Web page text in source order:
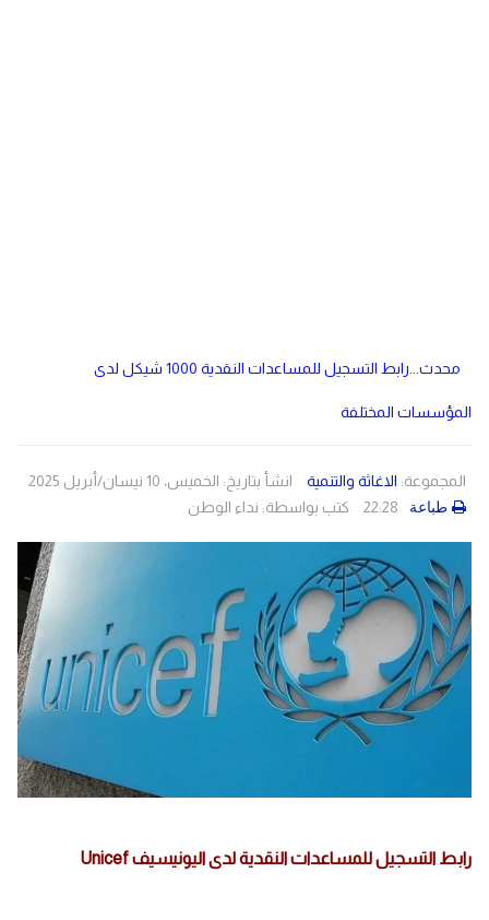
محدث...رابط التسجيل للمساعدات النقدية 1000 شيكل لدى
المؤسسات المختلفة
المجموعة: الاغاثة والتنمية
انشأ بتاريخ: الخميس، 10 نيسان/أبريل 2025
22:28
كتب بواسطة: نداء الوطن طباعة
رابط التسجيل للمساعدات النقدية لدى اليونيسيف Unicef